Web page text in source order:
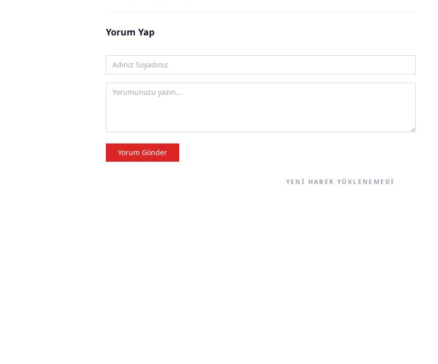
Yorum Yap
Yorum Gönder
YENI HABER YÜKLENEMEDI